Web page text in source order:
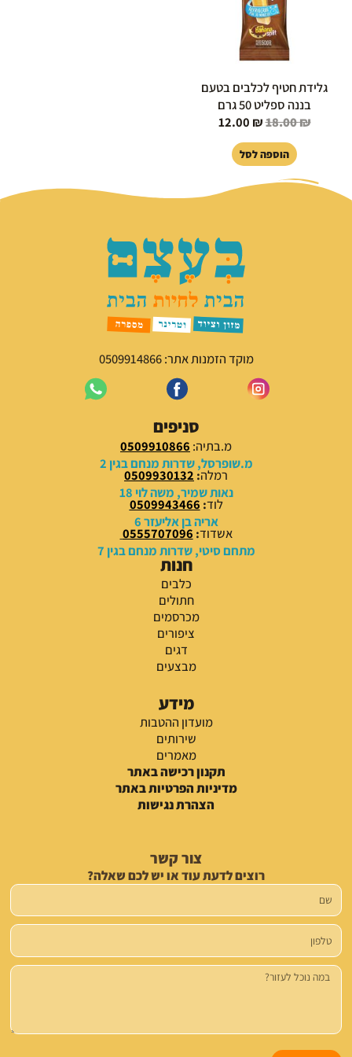
גלידת חטיף לכלבים בטעם
בננה ספליט 50 גרם
18.00₪
12.00 ₪
הוספה לסל
מוקד הזמנות אתר: 0509914866
סניפים
מ.בתיה: 0509910866
מ.שופרסל, שדרות מנחם בגין 2
רמלה:
0509930132
נאות שמיר, משה לוי 18
לוד:
0509943466
אריה בן אליעזר 6
אשדוד:
0555707096
מתחם סיטי, שדרות מנחם בגין 7
חנות
כלבים
חתולים
מכרסמים
ציפורים
דגים
מבצעים
מידע
מועדון ההטבות
שירותים
מאמרים
תקנון רכישה באתר
מדיניות הפרטיות באתר
הצהרת נגישות
צור קשר
רוצים לדעת עוד או יש לכם שאלה?
שם
טלפון
הודעה